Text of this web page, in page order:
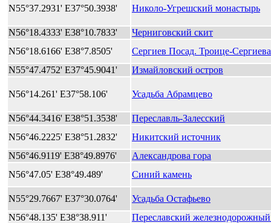
N55°37.2931' E37°50.3938' Николо-Угрешский монастырь
N56°18.4333' E38°10.7833'
Черниговский скит
N56°18.6166' E38°7.8505'
Сергиев Посад. Троице-
N55°47.4752' E37°45.9041'
Измайловский остров
N56°14.261' E37°58.106' Усадьба Абрамцево
N56°44.3416' E38°51.3538'
Переславль-Залесский
N56°46.2225' E38°51.2832'
Никитский источник
N56°46.9119' E38°49.8976'
Александрова гора
N56°47.05' E38°49.489'
Синий камень
N55°29.7667' E37°30.0764'
Усадьба Остафьево
N56°48.135' E38°38.911'
Переславский